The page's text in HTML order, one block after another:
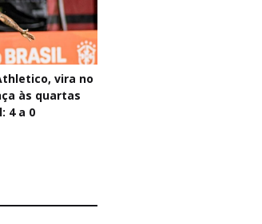
vira no
às quartas
4 a 0